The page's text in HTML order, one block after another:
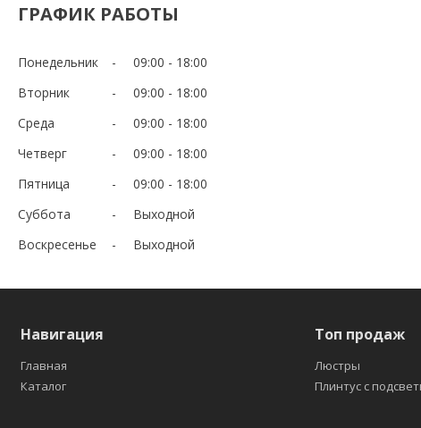
ГРАФИК РАБОТЫ
Понедельник 09:00
18:00
Вторник
09:00
18:00
Среда
09:00
18:00
Четверг
09:00
18:00
Пятница
09:00
18:00
Суббота
Выходной
Воскресенье
Выходной
Навигация
Главная
Каталог
Топ продаж
Люстры
Плинтус с